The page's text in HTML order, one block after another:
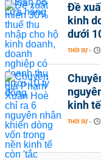
Đề
kinh
dưới
THỜI SỰ -
kinh
THỜI SỰ -